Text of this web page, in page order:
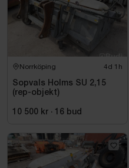
Norrköping 4d 1h
Sopvals Holms SU 2,15
(rep-objekt)
10 500 kr · 16 bud